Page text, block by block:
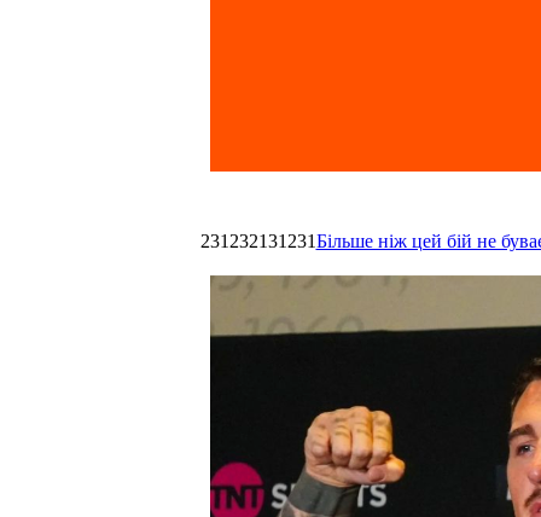
231232131231Більше ніж цей бій не